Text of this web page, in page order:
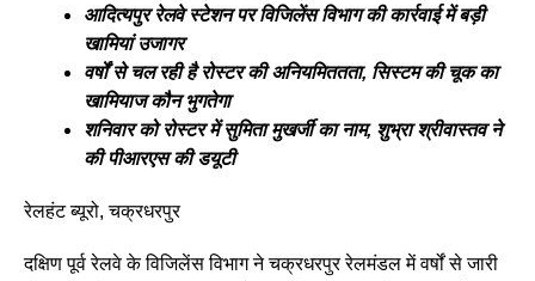
आदित्यपुर रेलवे स्टेशन पर विजिलेंस विभाग की कार्रवाई में बड़ी
खामियां उजागर
वर्षों से चल रही है रोस्टर की अनियमिततता, सिस्टम की चूक का
खामियाज कौन भुगतेगा
शनिवार को रोस्टर में सुमिता मुखर्जी का नाम, शुभ्रा श्रीवास्तव ने
की पीआरएस की डयूटी
रेलहंट ब्यूरो, चक्रधरपुर
दक्षिण पूर्व रेलवे के विजिलेंस विभाग ने चक्रधरपुर रेलमंडल में वर्षों से जारी